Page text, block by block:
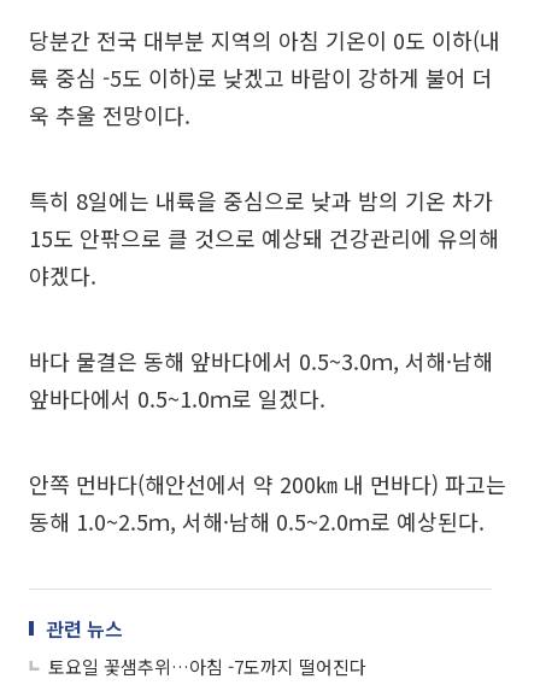
당분간 전국 대부분 지역의 아침 기온이 0도 이하(내
륙 중심 -5도 이하)로 낮겠고 바람이 강하게 불어 더
욱 추울 전망이다.
특히 8일에는 내륙을 중심으로 낮과 밤의 기온 차가
15도 안팎으로 클 것으로 예상돼 건강관리에 유의해
야겠다.
바다 물결은 동해 앞바다에서 0.5~3.0ｍ, 서해·남해
앞바다에서 0.5~1.0ｍ로 일겠다.
안쪽 먼바다(해안선에서 약 200㎞ 내 먼바다) 파고는
동해 1.0~2.5ｍ, 서해·남해 0.5~2.0ｍ로 예상된다.
관련 뉴스
토요일 꽃샘추위…아침 -7도까지 떨어진다